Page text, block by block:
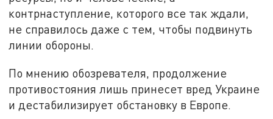
контрнаступление, которого все так ждали,
не справилось даже с тем, чтобы подвинуть
линии обороны.
По мнению обозревателя, продолжение
противостояния лишь принесет вред Украине
и дестабилизирует обстановку в Европе.